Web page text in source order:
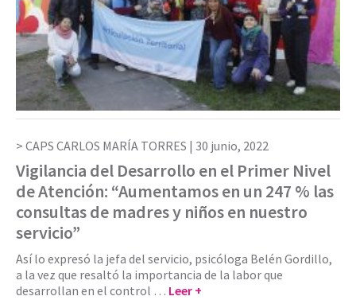
CAPS CARLOS MARÍA TORRES | 30 junio, 2022
Vigilancia del Desarrollo en el Primer Nivel
de Atención: “Aumentamos en un 247 % las
consultas de madres y niños en nuestro
servicio”
Así lo expresó la jefa del servicio, psicóloga Belén Gordillo,
a la vez que resaltó la importancia de la labor que
desarrollan en el control … Leer +